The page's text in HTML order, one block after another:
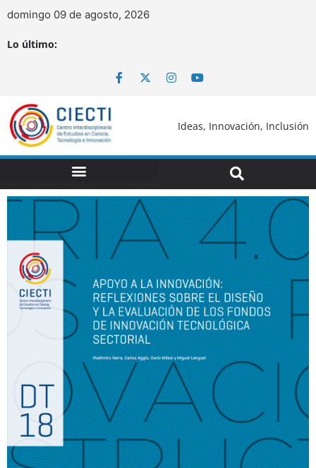
domingo 09 de agosto, 2026
Lo último:
Ideas, Innovación, Inclusión